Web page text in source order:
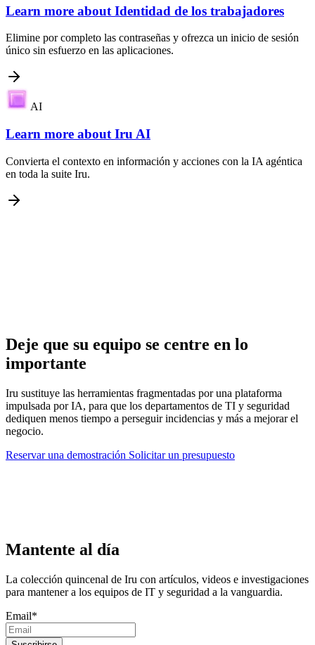
Learn more about Identidad de los trabajadores
Elimine por completo las contraseñas y ofrezca un inicio de sesión
único sin esfuerzo en las aplicaciones.
AI
Learn more aboutIru AI
Convierta el contexto en información y acciones con la IA agéntica
en toda la suite Iru.
Deje que su equipo se centre en lo
importante
Iru sustituye las herramientas fragmentadas por una plataforma
impulsada por IA, para que los departamentos de TI y seguridad
dediquen menos tiempo a perseguir incidencias y más a mejorar el
negocio.
Reservar una demostración Solicitar un presupuesto
Mantente al día
La colección quincenal de Iru con artículos, videos e investigaciones
para mantener a los equipos de IT y seguridad a la vanguardia.
Email*